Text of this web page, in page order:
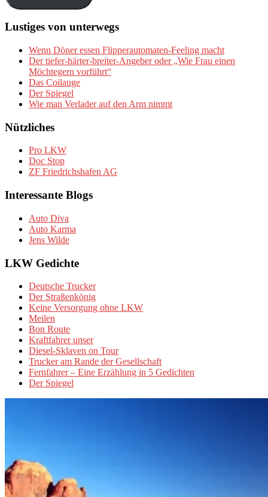
Lustiges von unterwegs
Wenn Döner essen Flipperautomaten-Feeling macht
Der tiefer-härter-breiter-Angeber oder „Wie Frau einen
Möchtegern vorführt“
Das Coilauge
Der Spiegel
Wie man Verlader auf den Arm nimmt
Nützliches
Pro LKW
Doc Stop
ZF Friedrichshafen AG
Interessante Blogs
Auto Diva
Auto Karma
Jens Wilde
LKW Gedichte
Deutsche Trucker
Der Straßenkönig
Keine Versorgung ohne LKW
Meilen
Bon Route
Kraftfahrer unser
Diesel-Sklaven on Tour
Trucker am Rande der Gesellschaft
Fernfahrer – Eine Erzählung in 5 Gedichten
Der Spiegel